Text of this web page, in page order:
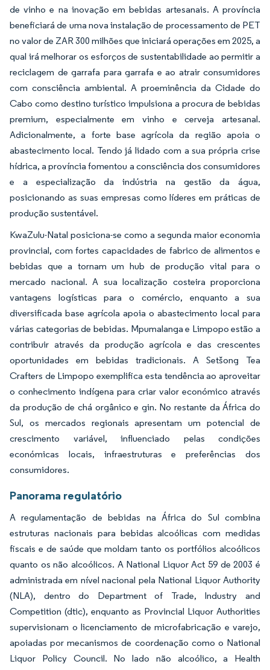
de vinho e na inovação em bebidas artesanais. A província
beneficiará de uma nova instalação de processamento de PET
no valor de ZAR 300 milhões que iniciará operações em 2025, a
qual irá melhorar os esforços de sustentabilidade ao permitir a
reciclagem de garrafa para garrafa e ao atrair consumidores
com consciência ambiental. A proeminência da Cidade do
Cabo como destino turístico impulsiona a procura de bebidas
premium, especialmente em vinho e cerveja artesanal.
Adicionalmente, a forte base agrícola da região apoia o
abastecimento local. Tendo já lidado com a sua própria crise
hídrica, a província fomentou a consciência dos consumidores
e a especialização da indústria na gestão da água,
posicionando as suas empresas como líderes em práticas de
produção sustentável.
KwaZulu-Natal posiciona-se como a segunda maior economia
provincial, com fortes capacidades de fabrico de alimentos e
bebidas que a tornam um hub de produção vital para o
mercado nacional. A sua localização costeira proporciona
vantagens logísticas para o comércio, enquanto a sua
diversificada base agrícola apoia o abastecimento local para
várias categorias de bebidas. Mpumalanga e Limpopo estão a
contribuir através da produção agrícola e das crescentes
oportunidades em bebidas tradicionais. A Setšong Tea
Crafters de Limpopo exemplifica esta tendência ao aproveitar
o conhecimento indígena para criar valor económico através
da produção de chá orgânico e gin. No restante da África do
Sul, os mercados regionais apresentam um potencial de
crescimento variável, influenciado pelas condições
económicas locais, infraestruturas e preferências dos
consumidores.
Panorama regulatório
A regulamentação de bebidas na África do Sul combina
estruturas nacionais para bebidas alcoólicas com medidas
fiscais e de saúde que moldam tanto os portfólios alcoólicos
quanto os não alcoólicos. A National Liquor Act 59 de 2003 é
administrada em nível nacional pela National Liquor Authority
(NLA), dentro do Department of Trade, Industry and
Competition (dtic), enquanto as Provincial Liquor Authorities
supervisionam o licenciamento de microfabricação e varejo,
apoiadas por mecanismos de coordenação como o National
Liquor Policy Council. No lado não alcoólico, a Health